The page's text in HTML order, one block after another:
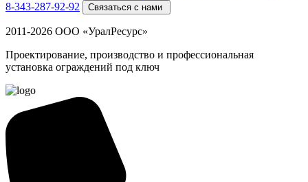
8-343-287-92-92
Связаться с нами
2011-2026 ООО «УралРесурс»
Проектирование, производство и профессиональная
установка ограждений под ключ